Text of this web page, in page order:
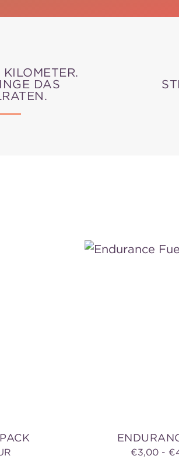
DAS
Endurance
€3,00 -